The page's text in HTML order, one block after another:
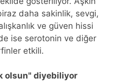
daha sakinlik, sevgi,
ve güven hissi
ise serotonin ve diğer
etkili.
olsun" diyebiliyor